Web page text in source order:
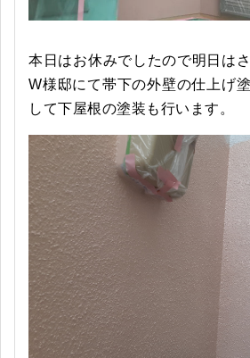
本日はお休みでしたので明日は
W様邸にて帯下の外壁の仕上げ
して下屋根の塗装も行います。